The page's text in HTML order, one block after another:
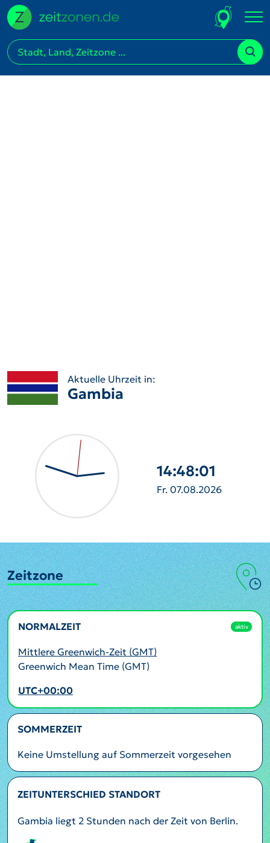
Aktuelle Uhrzeit in:
Gambia
14:48:02
Fr. 07.08.2026
Zeitzone
NORMALZEIT aktiv
Mittlere Greenwich-Zeit (GMT)
Greenwich Mean Time (GMT)
UTC+00:00
SOMMERZEIT
Keine Umstellung auf Sommerzeit vorgesehen
ZEITUNTERSCHIED STANDORT
Gambia liegt 2 Stunden nach der Zeit von Berlin.